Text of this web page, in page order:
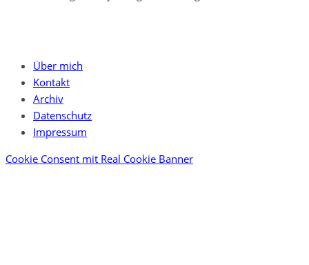
Über mich
Kontakt
Archiv
Datenschutz
Impressum
Cookie Consent mit Real Cookie Banner